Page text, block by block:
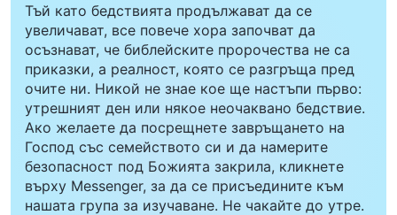
Тъй като бедствията продължават да се
увеличават, все повече хора започват да
осъзнават, че библейските пророчества не са
приказки, а реалност, която се разгръща пред
очите ни. Никой не знае кое ще настъпи първо:
утрешният ден или някое неочаквано бедствие.
Ако желаете да посрещнете завръщането на
Господ със семейството си и да намерите
безопасност под Божията закрила, кликнете
върху Messenger, за да се присъедините към
нашата група за изучаване. Не чакайте до утре.